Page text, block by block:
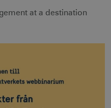
at a destination